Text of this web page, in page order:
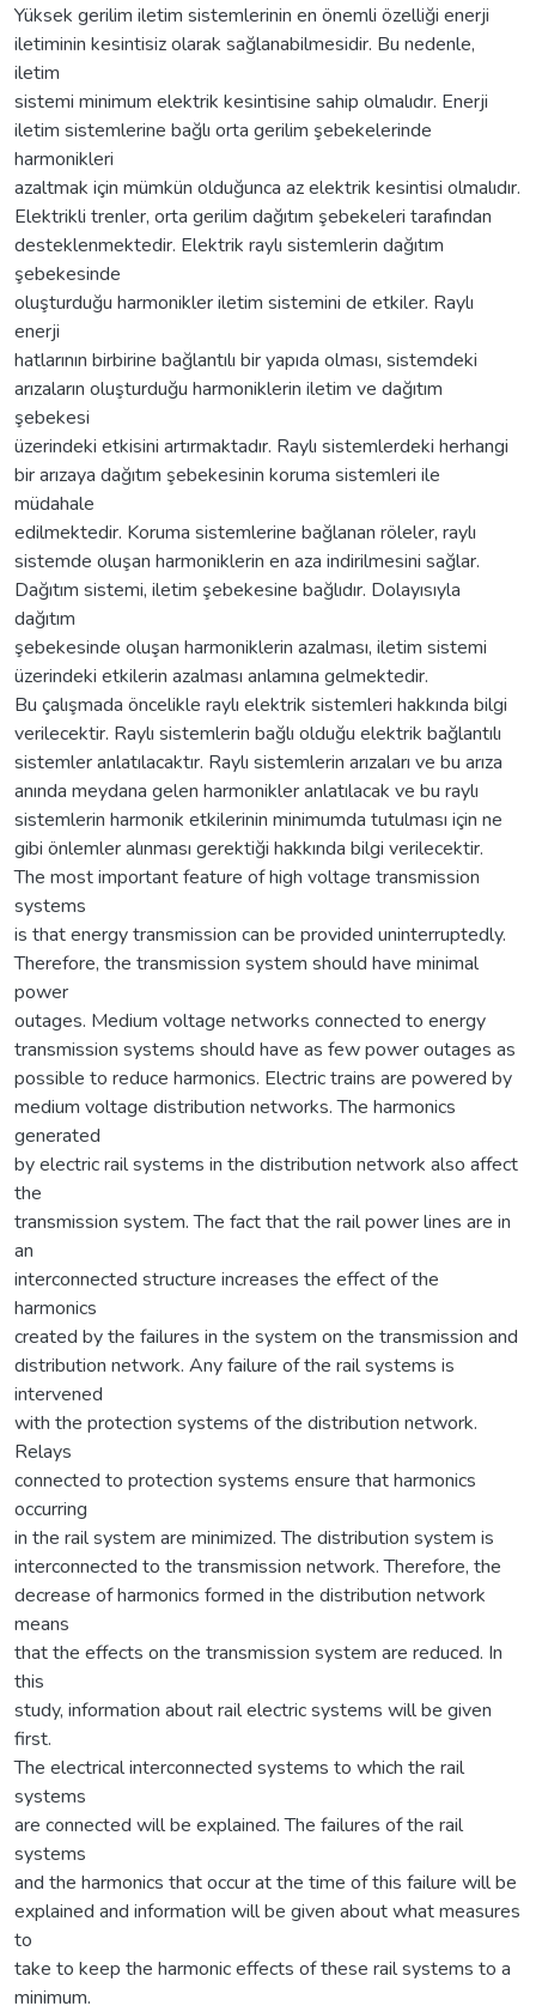
Yüksek gerilim iletim sistemlerinin en önemli özelliği enerji
iletiminin kesintisiz olarak sağlanabilmesidir. Bu nedenle,
iletim
sistemi minimum elektrik kesintisine sahip olmalıdır. Enerji
iletim sistemlerine bağlı orta gerilim şebekelerinde
harmonikleri
azaltmak için mümkün olduğunca az elektrik kesintisi olmalıdır.
Elektrikli trenler, orta gerilim dağıtım şebekeleri tarafından
desteklenmektedir. Elektrik raylı sistemlerin dağıtım
şebekesinde
oluşturduğu harmonikler iletim sistemini de etkiler. Raylı
enerji
hatlarının birbirine bağlantılı bir yapıda olması, sistemdeki
arızaların oluşturduğu harmoniklerin iletim ve dağıtım
şebekesi
üzerindeki etkisini artırmaktadır. Raylı sistemlerdeki herhangi
bir arızaya dağıtım şebekesinin koruma sistemleri ile
müdahale
edilmektedir. Koruma sistemlerine bağlanan röleler, raylı
sistemde oluşan harmoniklerin en aza indirilmesini sağlar.
Dağıtım sistemi, iletim şebekesine bağlıdır. Dolayısıyla
dağıtım
şebekesinde oluşan harmoniklerin azalması, iletim sistemi
üzerindeki etkilerin azalması anlamına gelmektedir.
Bu çalışmada öncelikle raylı elektrik sistemleri hakkında bilgi
verilecektir. Raylı sistemlerin bağlı olduğu elektrik bağlantılı
sistemler anlatılacaktır. Raylı sistemlerin arızaları ve bu arıza
anında meydana gelen harmonikler anlatılacak ve bu raylı
sistemlerin harmonik etkilerinin minimumda tutulması için ne
gibi önlemler alınması gerektiği hakkında bilgi verilecektir.
The most important feature of high voltage transmission
systems
is that energy transmission can be provided uninterruptedly.
Therefore, the transmission system should have minimal
power
outages. Medium voltage networks connected to energy
transmission systems should have as few power outages as
possible to reduce harmonics. Electric trains are powered by
medium voltage distribution networks. The harmonics
generated
by electric rail systems in the distribution network also affect
the
transmission system. The fact that the rail power lines are in
an
interconnected structure increases the effect of the
harmonics
created by the failures in the system on the transmission and
distribution network. Any failure of the rail systems is
intervened
with the protection systems of the distribution network.
Relays
connected to protection systems ensure that harmonics
occurring
in the rail system are minimized. The distribution system is
interconnected to the transmission network. Therefore, the
decrease of harmonics formed in the distribution network
means
that the effects on the transmission system are reduced. In
this
study, information about rail electric systems will be given
first.
The electrical interconnected systems to which the rail
systems
are connected will be explained. The failures of the rail
systems
and the harmonics that occur at the time of this failure will be
explained and information will be given about what measures
to
take to keep the harmonic effects of these rail systems to a
minimum.